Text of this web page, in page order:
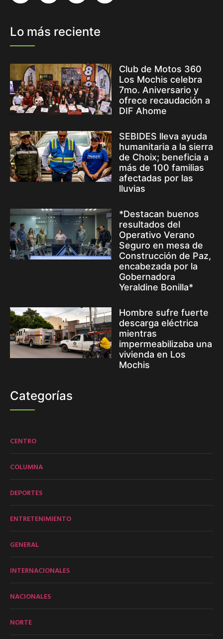
Lo más reciente
Club de Motos 360
Los Mochis celebra
7mo. Aniversario y
ofrece recaudación a
DIF Ahome
SEBIDES lleva ayuda
humanitaria a la sierra
de Choix; beneficia a
más de 100 familias
afectadas por las
lluvias
*Destacan buenos
resultados del
Operativo Verano
Seguro en mesa de
Construcción de Paz,
encabezada por la
Gobernadora
Yeraldine Bonilla*
Hombre sufre fuerte
descarga eléctrica
mientras
impermeabilizaba una
vivienda en Los
Mochis
Categorías
CENTRO
COLUMNA
DEPORTES
ENTRETENIMIENTO
GENERAL
INTERNACIONALES
NACIONALES
NORTE